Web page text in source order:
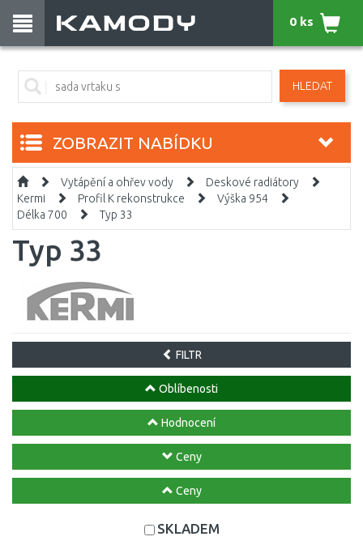
HLEDAT
0 ks
ZOBRAZIT NABÍDKU
Vytápění a ohřev vody
Deskové radiátory
Kermi
Profil K rekonstrukce
Výška 954
Délka 700
Typ 33
Typ 33
FILTR
Oblíbenosti
Hodnocení
Ceny
Ceny
SKLADEM